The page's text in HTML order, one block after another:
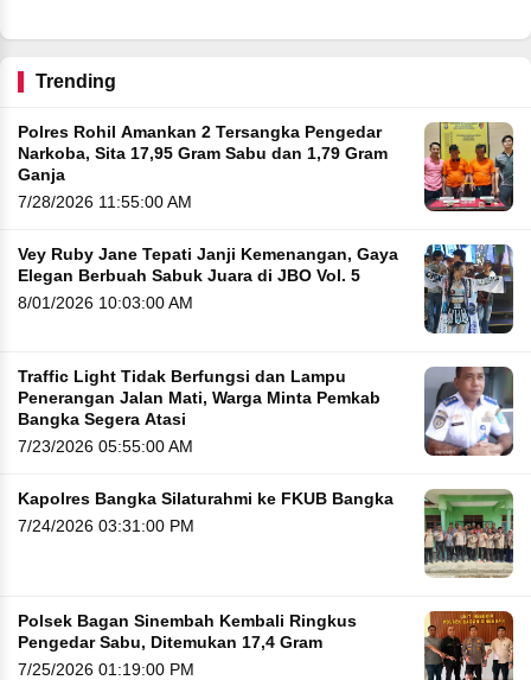
Trending
Polres Rohil Amankan 2 Tersangka Pengedar
Narkoba, Sita 17,95 Gram Sabu dan 1,79 Gram
Ganja
7/28/2026 11:55:00 AM
Vey Ruby Jane Tepati Janji Kemenangan, Gaya
Elegan Berbuah Sabuk Juara di JBO Vol. 5
8/01/2026 10:03:00 AM
Traffic Light Tidak Berfungsi dan Lampu
Penerangan Jalan Mati, Warga Minta Pemkab
Bangka Segera Atasi
7/23/2026 05:55:00 AM
Kapolres Bangka Silaturahmi ke FKUB Bangka
7/24/2026 03:31:00 PM
Polsek Bagan Sinembah Kembali Ringkus
Pengedar Sabu, Ditemukan 17,4 Gram
7/25/2026 01:19:00 PM